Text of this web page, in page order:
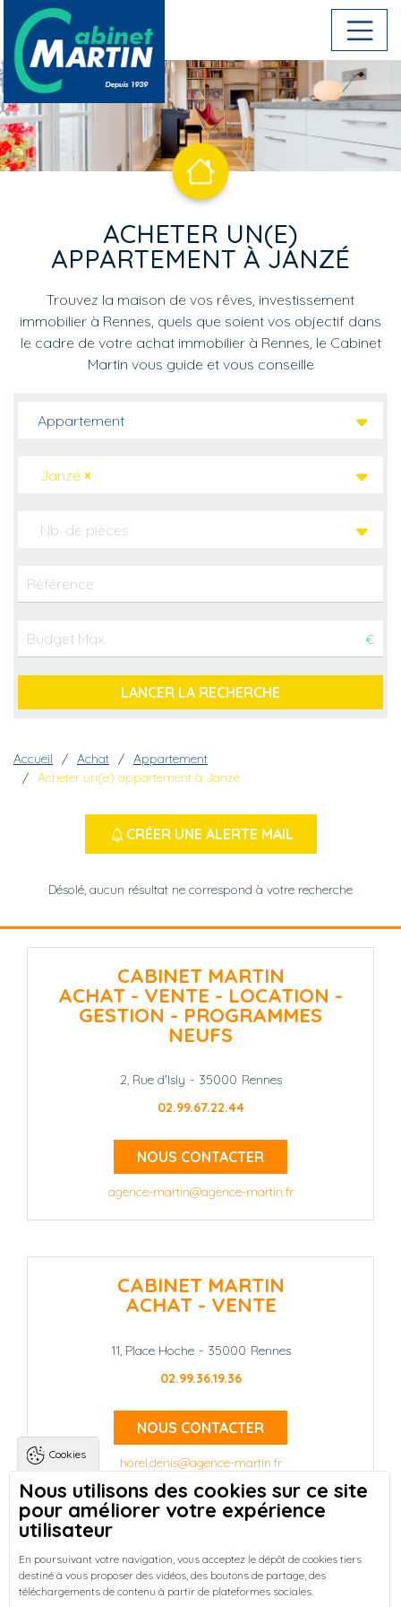
Aller au contenu principal
ACHETER UN(E)
APPARTEMENT À JANZÉ
Trouvez la maison de vos rêves, investissement
immobilier à Rennes, quels que soient vos objectif dans
le cadre de votre achat immobilier à Rennes, le Cabinet
Martin vous guide et vous conseille
Appartement
×
Janzé
Nb. de pièces
€
Fil d'Ariane
Accueil Achat
Appartement
Acheter un(e) appartement à Janzé
CRÉER UNE ALERTE MAIL
Désolé, aucun résultat ne correspond à votre recherche
CABINET MARTIN
ACHAT - VENTE - LOCATION -
GESTION - PROGRAMMES
NEUFS
2, Rue d'Isly - 35000 Rennes
02.99.67.22.44
NOUS CONTACTER
agence-martin@agence-martin.fr
CABINET MARTIN
ACHAT - VENTE
11, Place Hoche - 35000 Rennes
02.99.36.19.36
NOUS CONTACTER
horel.denis@agence-martin.fr
Landing pagesQui sommes-nous ?
-
Réussir votre achat immobilier à Rennes
-
Découvrez nos programmes neufs à Rennes
Entreprises : Bureaux & Commerces
Cookies
Nous utilisons des cookies sur ce site
pour améliorer votre expérience
utilisateur
En poursuivant votre navigation, vous acceptez le dépôt de cookies tiers
destiné à vous proposer des vidéos, des boutons de partage, des
téléchargements de contenu à partir de plateformes sociales.